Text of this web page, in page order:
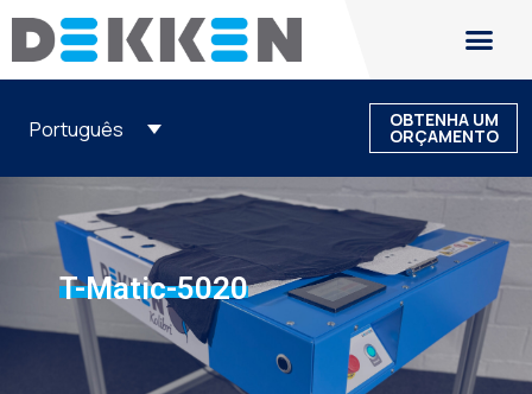
Português OBTENHA UM
ORÇAMENTO
T-Matic-5020